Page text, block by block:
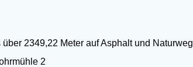
Meter auf Asphalt und
2